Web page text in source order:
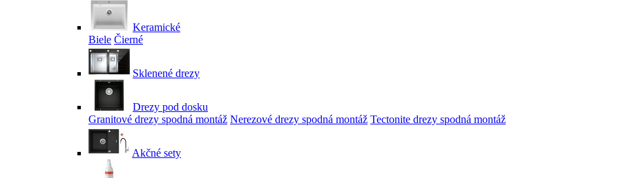
Keramické
Biele Čierné
Sklenené drezy
Drezy pod dosku
Granitové drezy spodná montáž Nerezové drezy spodná montáž Tectonite drezy spodná montáž
Akčné sety